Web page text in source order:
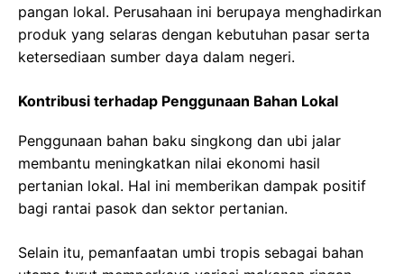
pangan lokal. Perusahaan ini berupaya menghadirkan
produk yang selaras dengan kebutuhan pasar serta
ketersediaan sumber daya dalam negeri.
Kontribusi terhadap Penggunaan Bahan Lokal
Penggunaan bahan baku singkong dan ubi jalar
membantu meningkatkan nilai ekonomi hasil
pertanian lokal. Hal ini memberikan dampak positif
bagi rantai pasok dan sektor pertanian.
Selain itu, pemanfaatan umbi tropis sebagai bahan